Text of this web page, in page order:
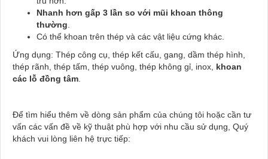
Nhanh hơn gấp 3 lần so với mũi khoan thông
thường.
Có thể khoan trên thép và các vật liệu cứng khác.
Ứng dụng: Thép công cụ, thép kết cấu, gang, dầm thép hình,
thép rãnh, thép tấm, thép vuông, thép không gỉ, inox, khoan
các lỗ đồng tâm.
Để tìm hiểu thêm về dòng sản phẩm của chúng tôi hoặc cần tư
vấn các vấn đề về kỹ thuật phù hợp với nhu cầu sử dụng, Quý
khách vui lòng liên hệ trực tiếp: